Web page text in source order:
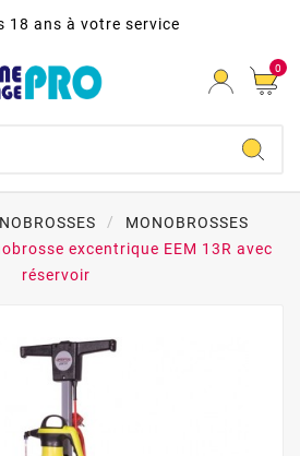
18 ans à votre service
0
MONOBROSSES
excentrique EEM 13R avec
réservoir